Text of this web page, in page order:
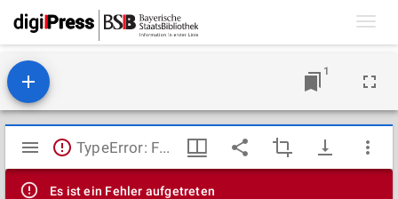
1
Mirador
Viewer
TypeError: Failed to fetch
Es ist ein Fehler aufgetreten